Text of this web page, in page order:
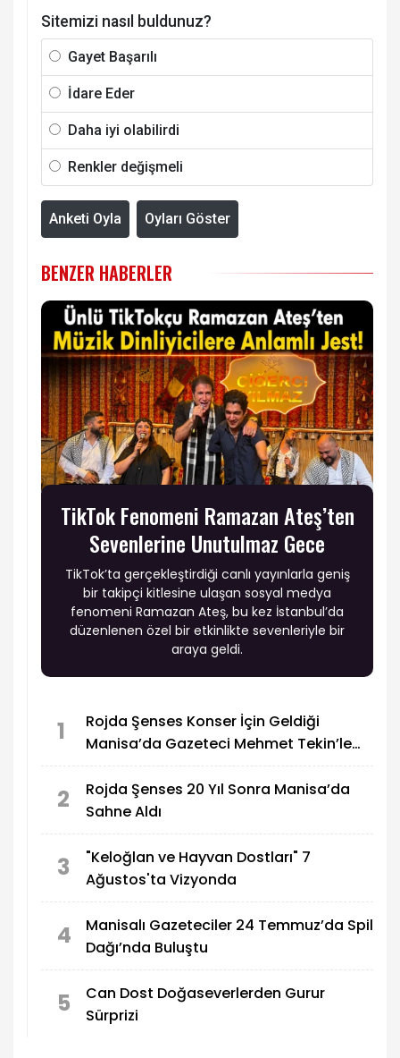
Sitemizi nasıl buldunuz?
Gayet Başarılı
İdare Eder
Daha iyi olabilirdi
Renkler değişmeli
Anketi Oyla Oyları Göster
BENZER HABERLER
TikTok Fenomeni Ramazan Ateş’ten
Sevenlerine Unutulmaz Gece
TikTok’ta gerçekleştirdiği canlı yayınlarla geniş
bir takipçi kitlesine ulaşan sosyal medya
fenomeni Ramazan Ateş, bu kez İstanbul’da
düzenlenen özel bir etkinlikte sevenleriyle bir
araya geldi.
1
Rojda Şenses Konser İçin Geldiği
Manisa’da Gazeteci Mehmet Tekin’le
2
Rojda Şenses 20 Yıl Sonra Manisa’da
Sahne Aldı
3
"Keloğlan ve Hayvan Dostları" 7
Ağustos'ta Vizyonda
4
Manisalı Gazeteciler 24 Temmuz’da Spil
Dağı’nda Buluştu
5
Can Dost Doğaseverlerden Gurur
Sürprizi